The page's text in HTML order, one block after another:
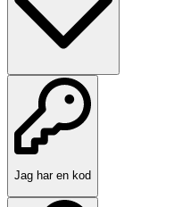
Jag har en kod